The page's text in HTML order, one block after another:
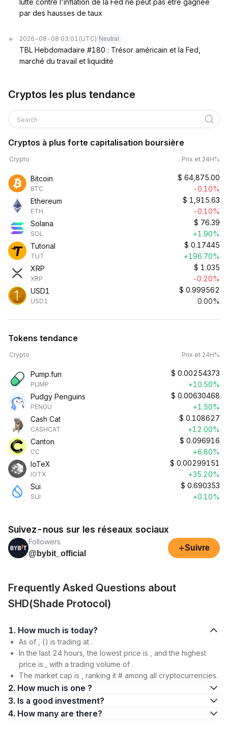
lutte contre l'inflation de la Fed ne peut pas être gagnée
par des hausses de taux
2026-08-08 03:01 (UTC) Neutral
TBL Hebdomadaire #180 : Trésor américain et la Fed,
marché du travail et liquidité
Cryptos les plus tendance
Search
Cryptos à plus forte capitalisation boursière
Crypto Prix et 24H%
Bitcoin
BTC
$ 64,875.00
-0.10%
Ethereum
ETH
$ 1,915.63
-0.10%
Solana
SOL
$ 76.39
+1.90%
Tutorial
TUT
$ 0.17445
+196.70%
XRP
XRP
$ 1.035
-0.20%
USD1
USD1
$ 0.999562
0.00%
Tokens tendance
Crypto Prix et 24H%
Pump.fun
PUMP
$ 0.00254373
+10.50%
Pudgy Penguins
PENGU
$ 0.00630468
+1.50%
Cash Cat
CASHCAT
$ 0.108627
+12.00%
Canton
CC
$ 0.096916
+6.80%
IoTeX
IOTX
$ 0.00299151
+35.20%
Sui
SUI
$ 0.690353
+0.10%
Suivez-nous sur les réseaux sociaux
Followers
@bybit_official
+Suivre
Frequently Asked Questions about
SHD(Shade Protocol)
1. How much is today?
As of , () is trading at .
In the last 24 hours, the lowest price is , and the highest
price is , with a trading volume of .
The market cap is , ranking it # among all cryptocurrencies.
2. How much is one ?
3. Is a good investment?
4. How many are there?